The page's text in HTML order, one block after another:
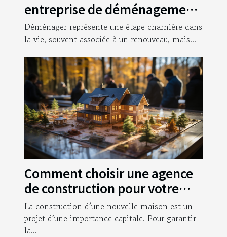
entreprise de déménagement
pour garantir une transition
sans stress ?
Déménager représente une étape charnière dans
la vie, souvent associée à un renouveau, mais...
Comment choisir une agence
de construction pour votre
nouvelle maison ?
La construction d’une nouvelle maison est un
projet d’une importance capitale. Pour garantir
la...